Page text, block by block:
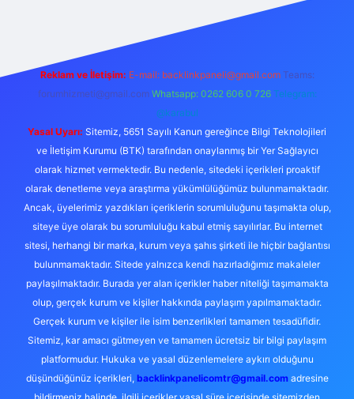
Reklam ve İletişim: E-mail: backlinkpaneli@gmail.com Teams:
forumhizmeti@gmail.com Whatsapp: 0262 606 0 726 Telegram:
@karabul
Yasal Uyarı: Sitemiz, 5651 Sayılı Kanun gereğince Bilgi Teknolojileri
ve İletişim Kurumu (BTK) tarafından onaylanmış bir Yer Sağlayıcı
olarak hizmet vermektedir. Bu nedenle, sitedeki içerikleri proaktif
olarak denetleme veya araştırma yükümlülüğümüz bulunmamaktadır.
Ancak, üyelerimiz yazdıkları içeriklerin sorumluluğunu taşımakta olup,
siteye üye olarak bu sorumluluğu kabul etmiş sayılırlar. Bu internet
sitesi, herhangi bir marka, kurum veya şahıs şirketi ile hiçbir bağlantısı
bulunmamaktadır. Sitede yalnızca kendi hazırladığımız makaleler
paylaşılmaktadır. Burada yer alan içerikler haber niteliği taşımamakta
olup, gerçek kurum ve kişiler hakkında paylaşım yapılmamaktadır.
Gerçek kurum ve kişiler ile isim benzerlikleri tamamen tesadüfidir.
Sitemiz, kar amacı gütmeyen ve tamamen ücretsiz bir bilgi paylaşım
platformudur. Hukuka ve yasal düzenlemelere aykırı olduğunu
düşündüğünüz içerikleri, backlinkpanelicomtr@gmail.comadresine